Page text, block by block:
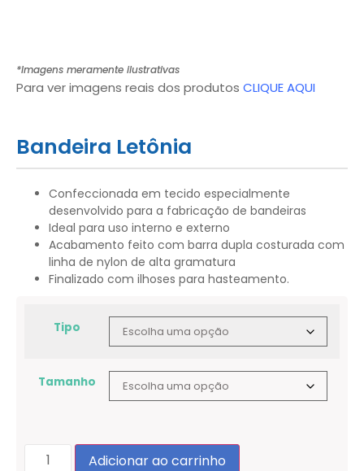
*Imagens meramente ilustrativas
Para ver imagens reais dos produtos CLIQUE AQUI
Bandeira Letônia
Confeccionada em tecido especialmente
desenvolvido para a fabricação de bandeiras
Ideal para uso interno e externo
Acabamento feito com barra dupla costurada com
linha de nylon de alta gramatura
Finalizado com ilhoses para hasteamento.
Tipo
Tamanho
Adicionar ao carrinho